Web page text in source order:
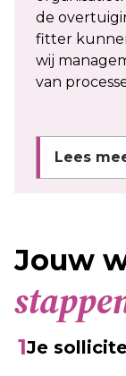
de
fitter
wij
van
Lees
Jouw
1Je